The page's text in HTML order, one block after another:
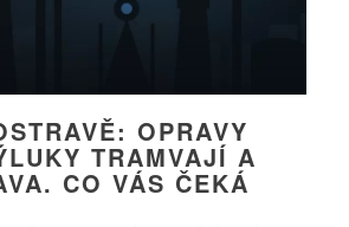
OPRAVY
TRAMVAJÍ A
CO VÁS ČEKÁ